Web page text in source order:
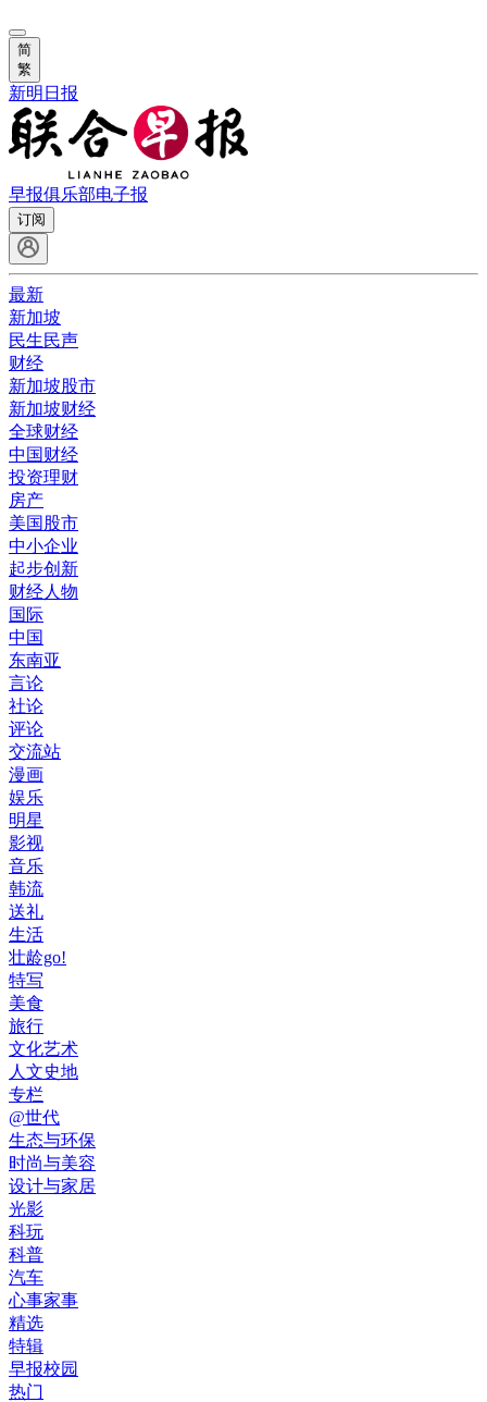
简
繁
新明日报
早报俱乐部电子报
订阅
最新
新加坡
民生民声
财经
新加坡股市
新加坡财经
全球财经
中国财经
投资理财
房产
美国股市
中小企业
起步创新
财经人物
国际
中国
东南亚
言论
社论
评论
交流站
漫画
娱乐
明星
影视
音乐
韩流
送礼
生活
壮龄go!
特写
美食
旅行
文化艺术
人文史地
专栏
@世代
生态与环保
时尚与美容
设计与家居
光影
科玩
科普
汽车
心事家事
精选
特辑
早报校园
热门